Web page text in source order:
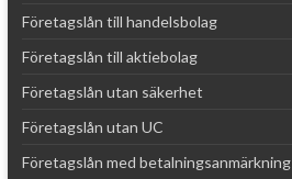
Företagslån till handelsbolag
Företagslån till aktiebolag
Företagslån utan säkerhet
Företagslån utan UC
Företagslån med betalningsanmärkning